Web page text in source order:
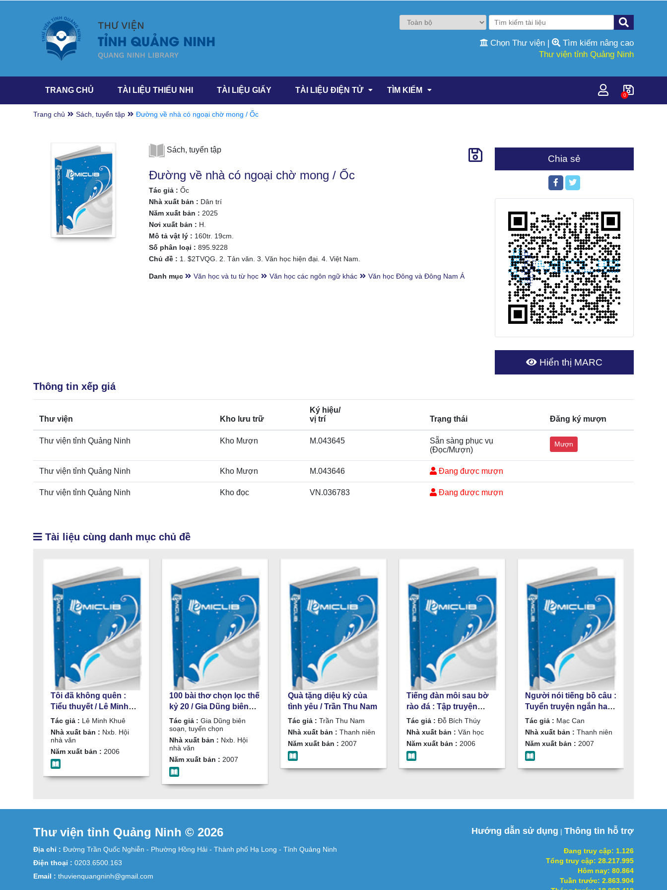
Chọn Thư viện |
Tìm kiếm nâng cao
Thư viện tỉnh Quảng Ninh
TRANG CHỦ TÀI LIỆU THIẾU NHI TÀI LIỆU GIẤY TÀI LIỆU ĐIỆN TỬ TÌM KIẾM
0
Trang chủ Sách, tuyển tập Đường về nhà có ngoại chờ mong / Ốc
Sách, tuyển tập
Đường về nhà có ngoại chờ mong / Ốc
Tác giả : Ốc
Nhà xuất bản : Dân trí
Năm xuất bản : 2025
Nơi xuất bản : H.
Mô tả vật lý : 160tr. 19cm.
Số phân loại : 895.9228
Chủ đề : 1. $2TVQG. 2. Tản văn. 3. Văn học hiện đại. 4. Việt Nam.
Danh mục Văn học và tu từ học Văn học các ngôn ngữ khác Văn học Đông và Đông Nam Á
Chia sẻ
Hiển thị MARC
Thông tin xếp giá
Thư viện Kho lưu trữ
Ký hiệu/
vị trí
Trạng thái Đăng ký mượn
Thư viện tỉnh Quảng Ninh Kho Mượn M.043645
Sẵn sàng phục vụ
(Đọc/Mượn)
Mượn
Thư viện tỉnh Quảng Ninh Kho Mượn M.043646 Đang được mượn
Thư viện tỉnh Quảng Ninh Kho đọc VN.036783 Đang được mượn
Tài liệu cùng danh mục chủ đề
Tôi đã không quên :
Tiểu thuyết / Lê Minh
Khuê
Tác giả : Lê Minh Khuê
Nhà xuất bản : Nxb. Hội
nhà văn
Năm xuất bản : 2006
100 bài thơ chọn lọc thế
kỷ 20 / Gia Dũng biên
soạn, tuyển chọn
Tác giả : Gia Dũng biên
soạn, tuyển chọn
Nhà xuất bản : Nxb. Hội
nhà văn
Năm xuất bản : 2007
Quà tặng diệu kỳ của
tình yêu / Trần Thu Nam
Tác giả : Trần Thu Nam
Nhà xuất bản : Thanh niên
Năm xuất bản : 2007
Tiếng đàn môi sau bờ
rào đá : Tập truyện
ngắn / Đỗ Bích Thúy
Tác giả : Đỗ Bích Thúy
Nhà xuất bản : Văn học
Năm xuất bản : 2006
Người nói tiếng bồ câu :
Tuyển truyện ngắn hay
và mới nhất / Mạc Can
Tác giả : Mạc Can
Nhà xuất bản : Thanh niên
Năm xuất bản : 2007
Thư viện tỉnh Quảng Ninh © 2026
Địa chỉ : Đường Trần Quốc Nghiễn - Phường Hồng Hải - Thành phố Hạ Long - Tỉnh Quảng Ninh
Điện thoại : 0203.6500.163
Email : thuvienquangninh@gmail.com
Hướng dẫn sử dụng | Thông tin hỗ trợ
Đang truy cập: 1.126
Tổng truy cập: 28.217.995
Hôm nay: 80.864
Tuần trước: 2.863.904